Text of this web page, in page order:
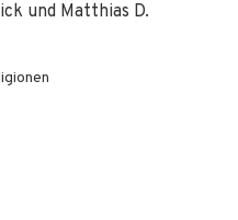
und Matthias D.